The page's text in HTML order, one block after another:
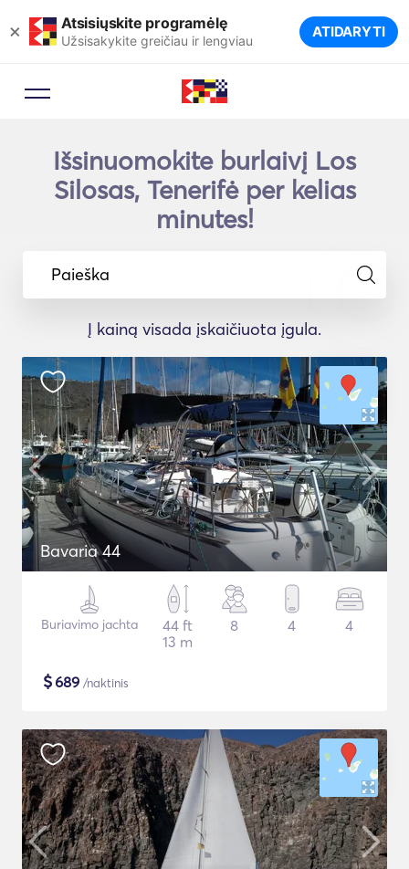
× Atsisiųskite programėlę
Užsisakykite greičiau ir lengviau ATIDARYTI
Išsinuomokite burlaivį Los
Silosas, Tenerifė per kelias
minutes!
Paieška
Į kainą visada įskaičiuota įgula.
Bavaria 44
Buriavimo jachta
44 ft
13 m
8 4 4
$689 /naktinis